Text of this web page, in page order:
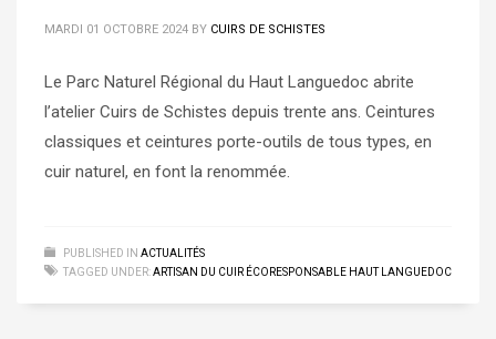
MARDI 01 OCTOBRE 2024 BY CUIRS DE SCHISTES
Le Parc Naturel Régional du Haut Languedoc abrite
l’atelier Cuirs de Schistes depuis trente ans. Ceintures
classiques et ceintures porte-outils de tous types, en
cuir naturel, en font la renommée.
PUBLISHED IN ACTUALITÉS
TAGGED UNDER:ARTISAN DU CUIR ÉCORESPONSABLE HAUT LANGUEDOC